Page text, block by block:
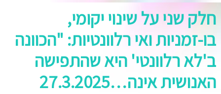
חלק שני על שינוי יקומי,
בו-זמניות ואי רלוונטיות: "הכוונה
ב'לא רלוונטי' היא שהתפישה
האנושית אינה…27.3.2025